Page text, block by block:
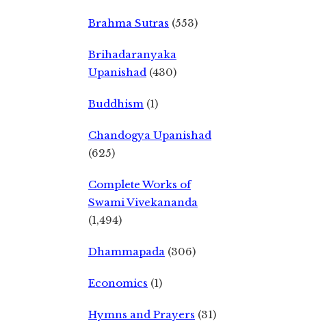
Brahma Sutras (553)
Brihadaranyaka
Upanishad (430)
Buddhism (1)
Chandogya Upanishad
(625)
Complete Works of
Swami Vivekananda
(1,494)
Dhammapada (306)
Economics (1)
Hymns and Prayers (31)